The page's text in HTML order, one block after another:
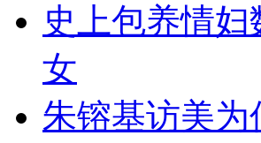
史上包养情
女
朱镕基访美为